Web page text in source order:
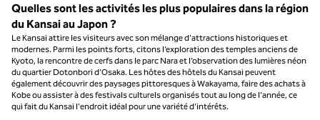
Quelles sont les activités les plus populaires dans la région
du Kansai au Japon ?
Le Kansai attire les visiteurs avec son mélange d'attractions historiques et
modernes. Parmi les points forts, citons l’exploration des temples anciens de
Kyoto, la rencontre de cerfs dans le parc Nara et l’observation des lumières néon
du quartier Dotonbori d’Osaka. Les hôtes des hôtels du Kansai peuvent
également découvrir des paysages pittoresques à Wakayama, faire des achats à
Kobe ou assister à des festivals culturels organisés tout au long de l'année, ce
qui fait du Kansai l'endroit idéal pour une variété d'intérêts.